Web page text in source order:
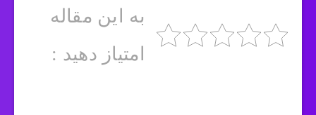
به این مقاله
امتیاز دهید :